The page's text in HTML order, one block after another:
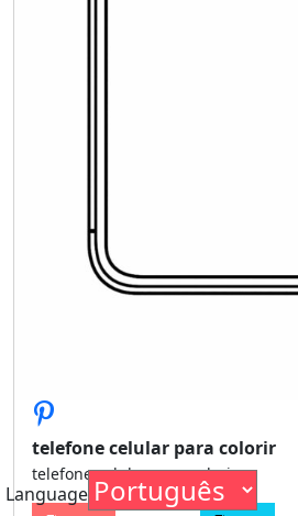
telefone celular para colorir
telefone celular para colorir
Language